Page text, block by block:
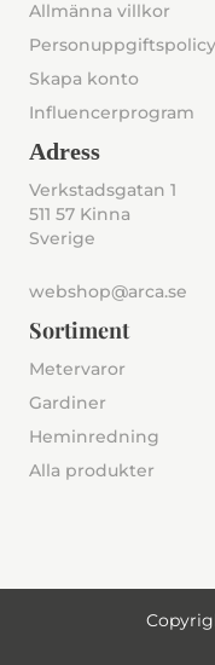
Allmänna villkor
Personuppgiftspolicy
Skapa konto
Influencerprogram
Adress
Verkstadsgatan 1
511 57 Kinna
Sverige
webshop@arca.se
Sortiment
Metervaror
Gardiner
Heminredning
Alla produkter